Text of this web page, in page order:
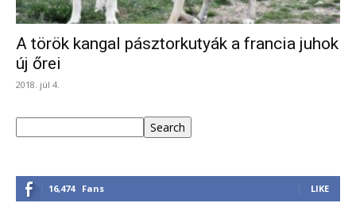
A török kangal pásztorkutyák a francia juhok
új őrei
2018. júl 4.
Search
16,474 Fans LIKE